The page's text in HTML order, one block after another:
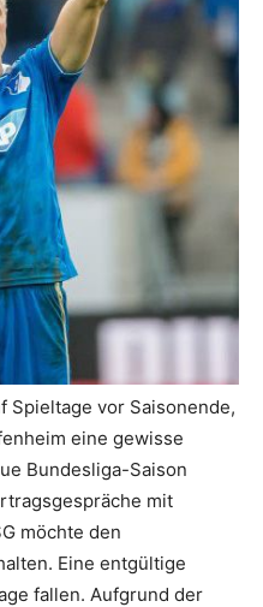
Spieltage vor Saisonende,
eine gewisse
Bundesliga-Saison
mit
möchte den
Eine entgültige
fallen. Aufgrund der